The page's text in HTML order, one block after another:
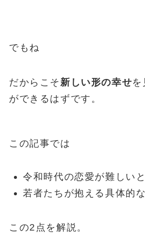
でもね
だからこそ新しい形の幸せを
ができるはずです。
この記事では
令和時代の恋愛が難しい
若者たちが抱える具体的
この2点を解説。